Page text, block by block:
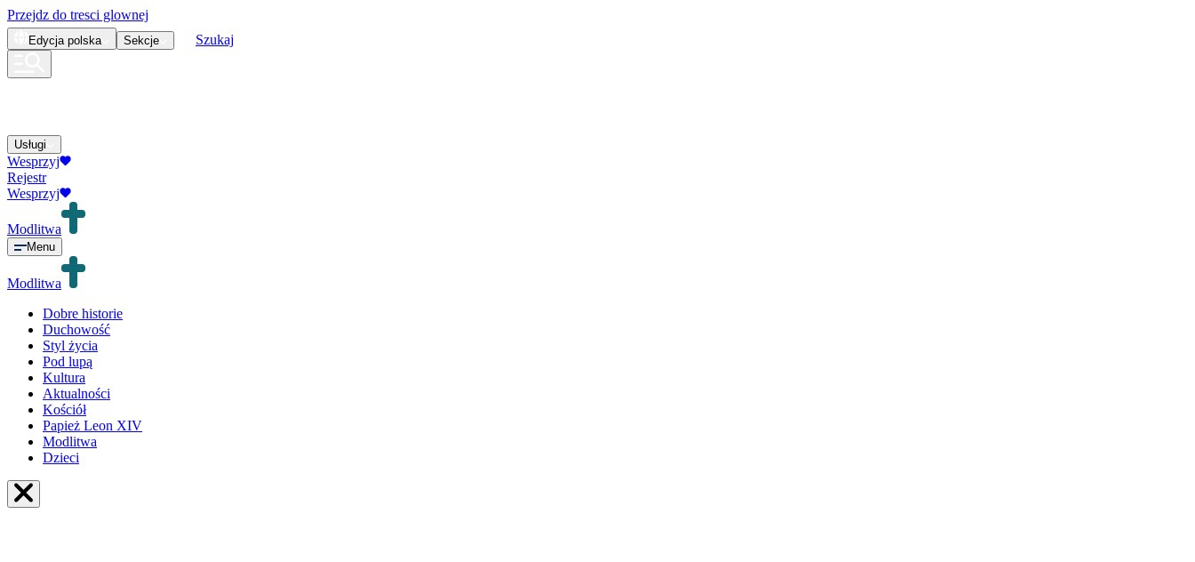
Przejdz do tresci glownej
Edycja polska Sekcje Szukaj
Usługi
Wesprzyj
Rejestr
Wesprzyj
Modlitwa
Menu
Modlitwa
Dobre historie
Duchowość
Styl życia
Pod lupą
Kultura
Aktualności
Kościół
Papież Leon XIV
Modlitwa
Dzieci